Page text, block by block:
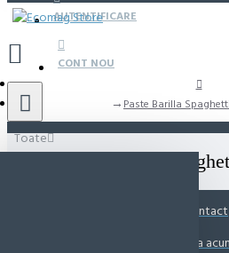
AUTENTIFICARE
CONT NOU
Toate
Paste Barilla
Paste Barilla
Contact
Suna